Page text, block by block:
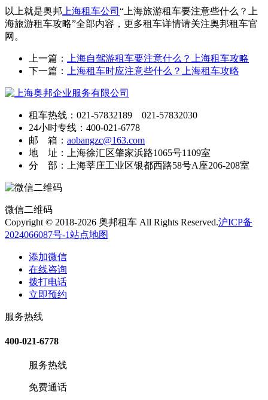
以上就是奥邦 上海租车公司 “上海旅游租车要注意些什么？上
海旅游租车攻略”全部内容，更多租车详情请关注奥邦租车官
网。
上一篇：
上海自驾游租车要注意什么？上海租车攻略
下一篇：
上海租车时应注意些什么？上海租车攻略
租车热线：021-57832189 021-57832030
24小时专线：400-021-6778
邮 箱： aobangzc@163.com
地 址：上海徐汇区肇家浜路1065号1109室
分 部：上海莘庄工业区银都西路58号A座206-208室
微信二维码
Copyright © 2018-2026 奥邦租车 All Rights Reserved.沪ICP备
2024066087号-1站点地图
添加微信
在线咨询
拨打电话
立即预约
服务热线
400-021-6778
服务热线
免费通话